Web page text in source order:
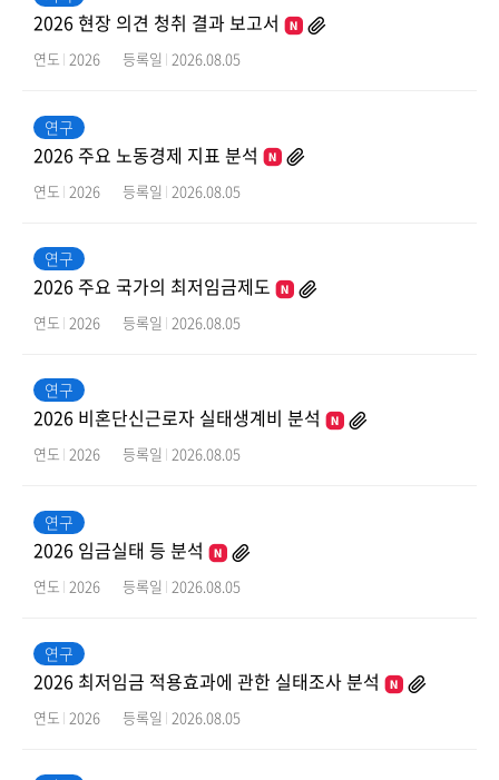
2026 현장 의견 청취 결과 보고서
연도 2026 등록일 2026.08.05
연구
2026 주요 노동경제 지표 분석
연도 2026 등록일 2026.08.05
연구
2026 주요 국가의 최저임금제도
연도 2026 등록일 2026.08.05
연구
2026 비혼단신근로자 실태생계비 분석
연도 2026 등록일 2026.08.05
연구
2026 임금실태 등 분석
연도 2026 등록일 2026.08.05
연구
2026 최저임금 적용효과에 관한 실태조사 분석
연도 2026 등록일 2026.08.05